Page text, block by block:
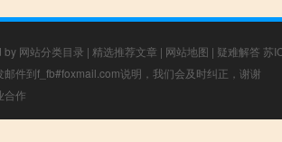
by 网站分类目录 | 精选推荐文章 | 网站地图 | 疑难解答 苏
件到f_fb#foxmail.com说明，我们会及时纠正，谢谢
合作